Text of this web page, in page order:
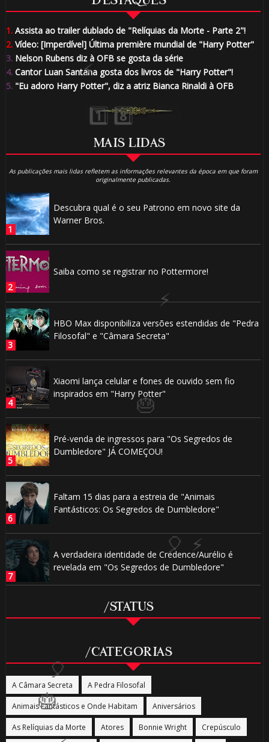
1.Assista ao trailer dublado de "Relíquias da Morte - Parte 2"!
2.Vídeo: [Imperdível] Última première mundial de "Harry Potter"
3.Nelson Rubens diz à OFB se gosta da série
4.Cantor Luan Santana gosta dos livros de "Harry Potter"!
5."Eu adoro Harry Potter", diz a atriz Bianca Rinaldi à OFB
MAIS LIDAS
As publicações mais lidas refletem as informações relevantes da época em que foram
originalmente publicadas.
Descubra qual é o seu Patrono em novo site da
Warner Bros.
Saiba como se registrar no Pottermore!
HBO Max disponibiliza versões estendidas de "Pedra
Filosofal" e "Câmara Secreta"
Xiaomi lança celular e fones de ouvido sem fio
inspirados em "Harry Potter"
Pré-venda de ingressos para "Os Segredos de
Dumbledore" JÁ COMEÇOU!
Faltam 15 dias para a estreia de "Animais
Fantásticos: Os Segredos de Dumbledore"
A verdadeira identidade de Credence/Aurélio é
revelada em "Os Segredos de Dumbledore"
/STATUS
/CATEGORIAS
A Câmara Secreta A Pedra Filosofal
Animais Fantásticos e Onde Habitam Aniversários
As Relíquias da Morte Atores Bonnie Wright Crepúsculo
1️⃣
8️⃣
🎈
🎈
1️⃣ 8️⃣
🎂
⚡
⚡
1️⃣ 8️⃣